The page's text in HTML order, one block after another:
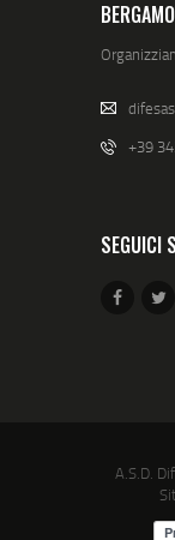
+39
SEGUICI
A.S.D.